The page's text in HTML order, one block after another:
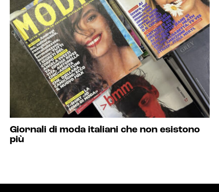
Giornali di moda italiani che non esistono
più